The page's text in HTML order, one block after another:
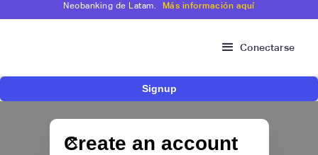
Neobanking de Latam. Más información aquí
Conectarse
Signup
Create an account
IA para automatizar la gestión de tesorería de
las PYMEs